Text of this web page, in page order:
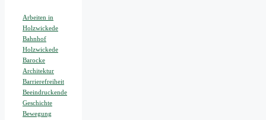
Arbeiten in
Holzwickede
Bahnhof
Holzwickede
Barocke
Architektur
Barrierefreiheit
Beeindruckende
Geschichte
Bewegung